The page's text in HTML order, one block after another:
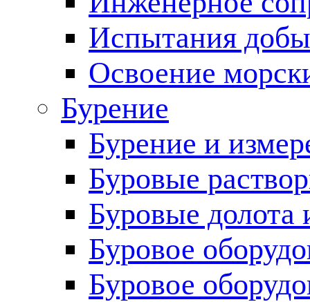
Испытания
Освоение
Бурение
Бурение и
Буровые
Буровые долота
Буровое
Буровое